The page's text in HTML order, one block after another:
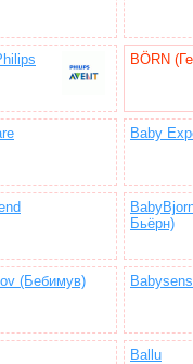
BÖRN
Baby
Бьёрн)
(Бебимув)
Ballu